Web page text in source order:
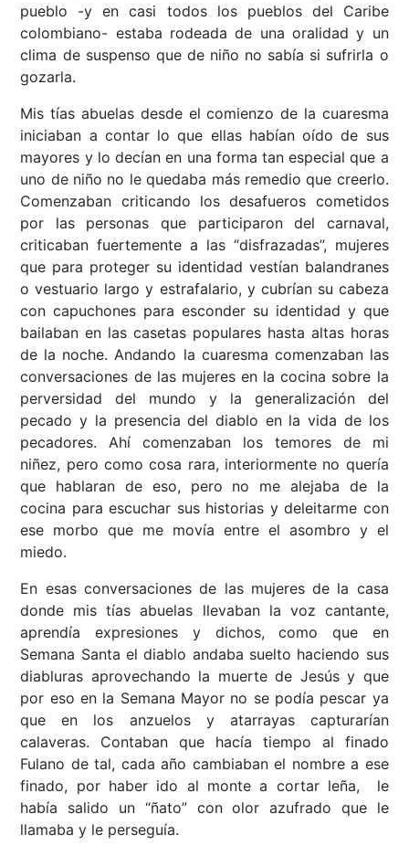
pueblo -y en casi todos los pueblos del Caribe
colombiano- estaba rodeada de una oralidad y un
clima de suspenso que de niño no sabía si sufrirla o
gozarla.
Mis tías abuelas desde el comienzo de la cuaresma
iniciaban a contar lo que ellas habían oído de sus
mayores y lo decían en una forma tan especial que a
uno de niño no le quedaba más remedio que creerlo.
Comenzaban criticando los desafueros cometidos
por las personas que participaron del carnaval,
criticaban fuertemente a las “disfrazadas”, mujeres
que para proteger su identidad vestían balandranes
o vestuario largo y estrafalario, y cubrían su cabeza
con capuchones para esconder su identidad y que
bailaban en las casetas populares hasta altas horas
de la noche. Andando la cuaresma comenzaban las
conversaciones de las mujeres en la cocina sobre la
perversidad del mundo y la generalización del
pecado y la presencia del diablo en la vida de los
pecadores. Ahí comenzaban los temores de mi
niñez, pero como cosa rara, interiormente no quería
que hablaran de eso, pero no me alejaba de la
cocina para escuchar sus historias y deleitarme con
ese morbo que me movía entre el asombro y el
miedo.
En esas conversaciones de las mujeres de la casa
donde mis tías abuelas llevaban la voz cantante,
aprendía expresiones y dichos, como que en
Semana Santa el diablo andaba suelto haciendo sus
diabluras aprovechando la muerte de Jesús y que
por eso en la Semana Mayor no se podía pescar ya
que en los anzuelos y atarrayas capturarían
calaveras. Contaban que hacía tiempo al finado
Fulano de tal, cada año cambiaban el nombre a ese
finado, por haber ido al monte a cortar leña, le
había salido un “ñato” con olor azufrado que le
llamaba y le perseguía.